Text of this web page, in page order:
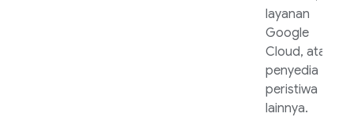
layanan
Google
Cloud, atau
penyedia
peristiwa
lainnya.